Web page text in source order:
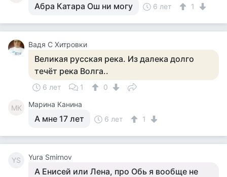
Абра Катара Ош ни могу 6 лет 1
Вадя С Хитровки
Великая русская река. Из далека долго
течёт река Волга..
6 лет 1 0
МК Марина Канина
А мне 17 лет 6 лет 1
YS Yura Smirnov
А Енисей или Лена, про Обь я вообще не